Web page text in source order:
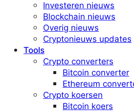
Investeren nieuws
Blockchain nieuws
Overig nieuws
Cryptonieuws updates
Tools
Crypto converters
Bitcoin converter
Ethereum
Crypto koersen
Bitcoin koers